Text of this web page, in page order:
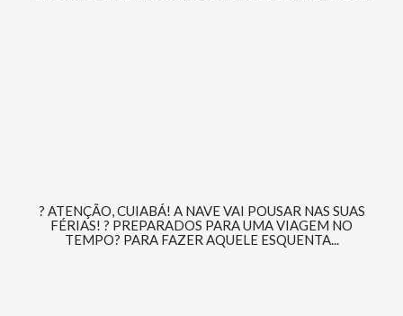
? ATENÇÃO, CUIABÁ! A NAVE VAI POUSAR NAS SUAS
FÉRIAS! ? PREPARADOS PARA UMA VIAGEM NO
TEMPO? PARA FAZER AQUELE ESQUENTA...